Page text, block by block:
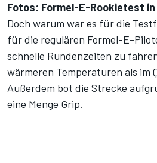
Fotos: Formel-E-Rookietest
Doch warum war es für die
für die regulären Formel-E-
schnelle Rundenzeiten zu
wärmeren Temperaturen als im
Außerdem bot die Strecke
eine Menge Grip.